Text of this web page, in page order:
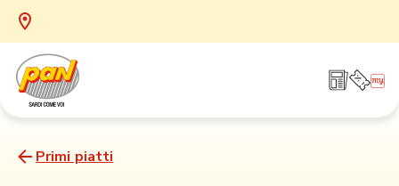
Primi piatti